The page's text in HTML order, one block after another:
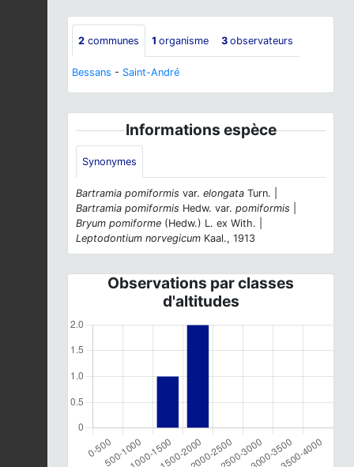
2 communes 1 organisme 3 observateurs
Bessans - Saint-André
Informations espèce
Synonymes
Bartramia pomiformis var. elongata Turn. |
Bartramia pomiformis Hedw. var. pomiformis
Bryum pomiforme (Hedw.) L. ex With. |
Leptodontium norvegicum Kaal., 1913
Observations par classes
d'altitudes